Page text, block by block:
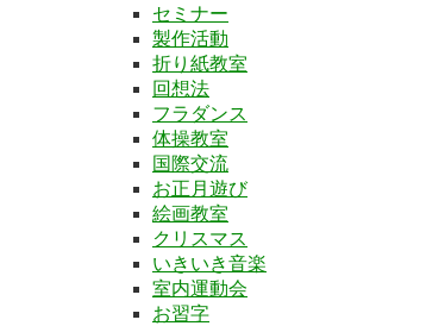
セミナー
製作活動
折り紙教室
回想法
フラダンス
体操教室
国際交流
お正月遊び
絵画教室
クリスマス
いきいき音楽
室内運動会
お習字